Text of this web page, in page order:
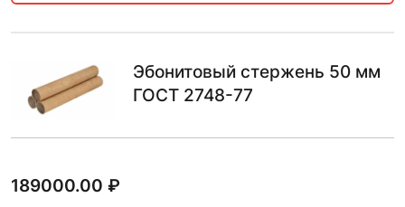
Эбонитовый стержень 50 мм
ГОСТ 2748-77
189000.00 ₽